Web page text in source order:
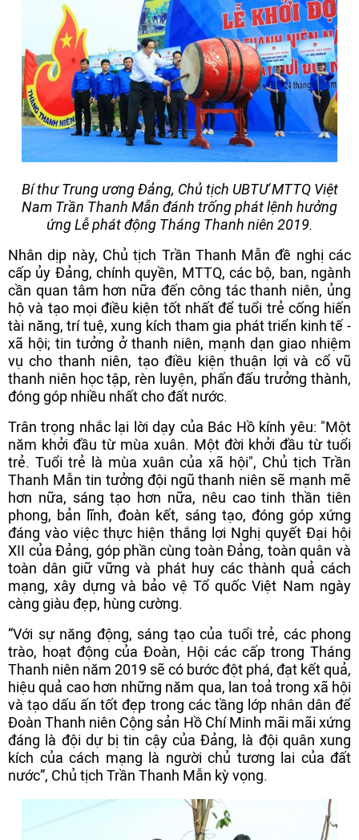
Bí thư Trung ương Đảng, Chủ tịch UBTƯ MTTQ Việt
Nam Trần Thanh Mẫn đánh trống phát lệnh hưởng
ứng Lễ phát động Tháng Thanh niên 2019.
Nhân dịp này, Chủ tịch Trần Thanh Mẫn đề nghị các
cấp ủy Đảng, chính quyền, MTTQ, các bộ, ban, ngành
cần quan tâm hơn nữa đến công tác thanh niên, ủng
hộ và tạo mọi điều kiện tốt nhất để tuổi trẻ cống hiến
tài năng, trí tuệ, xung kích tham gia phát triển kinh tế -
xã hội; tin tưởng ở thanh niên, mạnh dạn giao nhiệm
vụ cho thanh niên, tạo điều kiện thuận lợi và cổ vũ
thanh niên học tập, rèn luyện, phấn đấu trưởng thành,
đóng góp nhiều nhất cho đất nước.
Trân trọng nhắc lại lời dạy của Bác Hồ kính yêu: "Một
năm khởi đầu từ mùa xuân. Một đời khởi đầu từ tuổi
trẻ. Tuổi trẻ là mùa xuân của xã hội", Chủ tịch Trần
Thanh Mẫn tin tưởng đội ngũ thanh niên sẽ mạnh mẽ
hơn nữa, sáng tạo hơn nữa, nêu cao tinh thần tiên
phong, bản lĩnh, đoàn kết, sáng tạo, đóng góp xứng
đáng vào việc thực hiện thắng lợi Nghị quyết Đại hội
XII của Đảng, góp phần cùng toàn Đảng, toàn quân và
toàn dân giữ vững và phát huy các thành quả cách
mạng, xây dựng và bảo vệ Tổ quốc Việt Nam ngày
càng giàu đẹp, hùng cường.
“Với sự năng động, sáng tạo của tuổi trẻ, các phong
trào, hoạt động của Đoàn, Hội các cấp trong Tháng
Thanh niên năm 2019 sẽ có bước đột phá, đạt kết quả,
hiệu quả cao hơn những năm qua, lan toả trong xã hội
và tạo dấu ấn tốt đẹp trong các tầng lớp nhân dân để
Đoàn Thanh niên Cộng sản Hồ Chí Minh mãi mãi xứng
đáng là đội dự bị tin cậy của Đảng, là đội quân xung
kích của cách mạng là người chủ tương lai của đất
nước”, Chủ tịch Trần Thanh Mẫn kỳ vọng.